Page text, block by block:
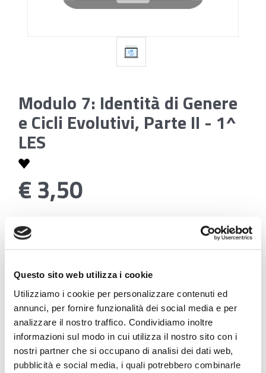
Questo sito web utilizza i cookie
Utilizziamo i cookie per personalizzare contenuti ed
annunci, per fornire funzionalità dei social media e per
analizzare il nostro traffico. Condividiamo inoltre
informazioni sul modo in cui utilizza il nostro sito con i
nostri partner che si occupano di analisi dei dati web,
pubblicità e social media, i quali potrebbero combinarle
Modulo 7: Identità di Genere
e Cicli Evolutivi, Parte II - 1^
LES
€ 3,50
Codice:
Modulo 7: Identità di Genere e Cicli Evolutivi,
Parte II - 1^ LES
Se sei studente della scuola utilizza il coupon
"CPVIDEOPILLOLA" in fase di checkout per azzerare
il costo della VideoPillola